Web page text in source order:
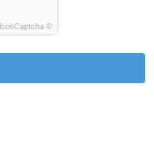
IconCaptcha ©